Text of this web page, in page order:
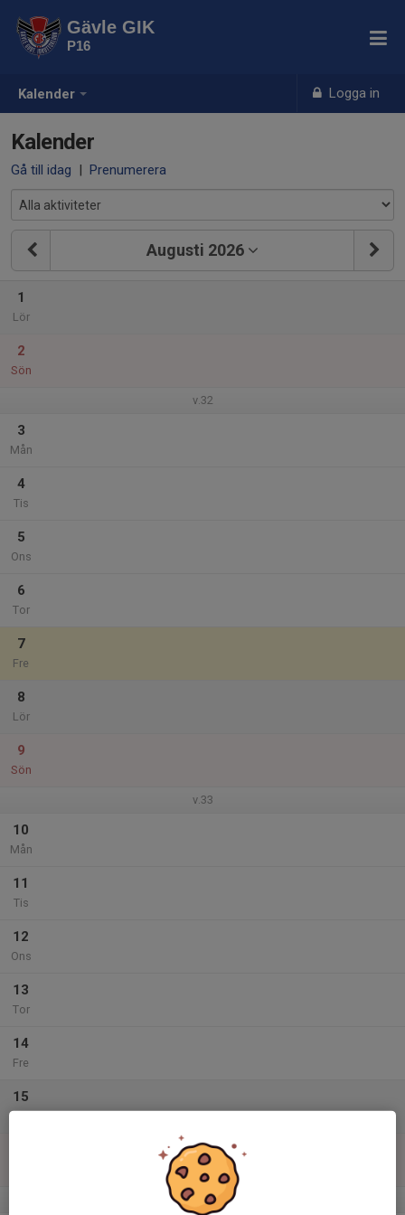
Kalender Logga in
Gävle GIK
P16
Kalender
Gå till idag | Prenumerera
Augusti 2026
1
Lör
2
Sön
v.32
3
Mån
4
Tis
5
Ons
6
Tor
7
Fre
8
Lör
9
Sön
v.33
10
Mån
11
Tis
12
Ons
13
Tor
14
Fre
15
v.34